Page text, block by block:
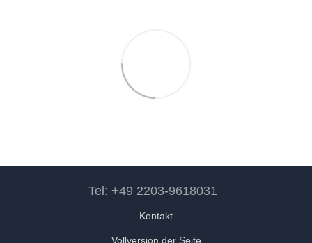
Tel: +49 2203-9618031
Kontakt
Vollversion der Seite